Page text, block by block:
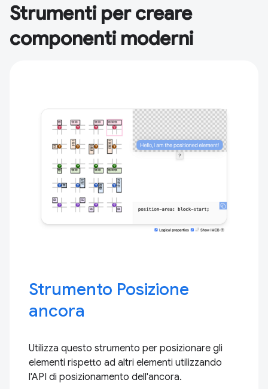
Strumenti per creare
componenti moderni
Strumento Posizione
ancora
Utilizza questo strumento per posizionare gli
elementi rispetto ad altri elementi utilizzando
l'API di posizionamento dell'ancora.